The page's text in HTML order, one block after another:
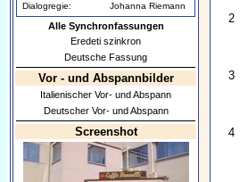
Dialogregie:
Johanna Riemann
Alle Synchronfassungen
Eredeti szinkron
Deutsche Fassung
Vor - und Abspannbilder
Italienischer Vor- und Abspann
Deutscher Vor- und Abspann
Screenshot
2
3
4